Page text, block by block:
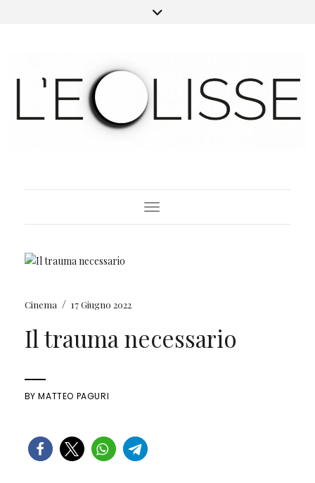
Toggle Navigation
Cinema / 17 Giugno 2022
Il trauma necessario
BYMATTEO PAGURI